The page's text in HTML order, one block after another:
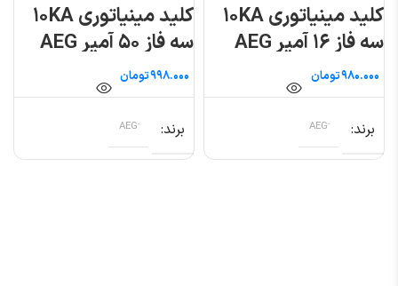
کلید مینیاتوری ۱۰KA
سه فاز ۱۶ آمپر AEG
تومان
برند
کلید مینیاتوری ۱۰KA
سه فاز ۵۰ آمپر AEG
تومان
برند